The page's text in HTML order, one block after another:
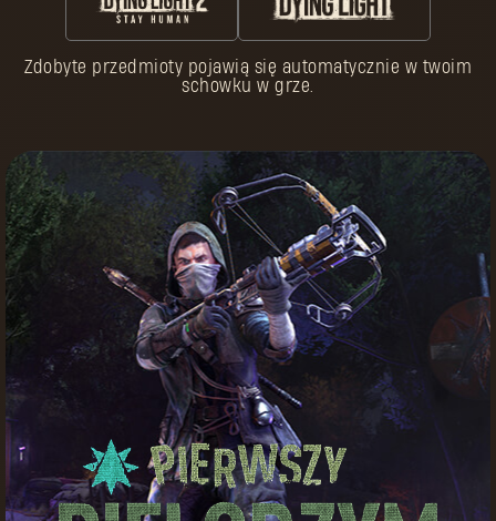
wszystko, co może przydać ci się w podróży. Dobrze
przemyśl swój wybór, bo nic na tym świecie nie jest za
darmo.
Podnoś swoją
rangę reputacji
Zbieraj żetony
Wydawaj żetony
pielgrzyma
Kupuj wyjątkowy
sprzęt
Dostosuj swoją
postać
w Dying Light
Ciesz się tym, co
O czym warto pamiętać:
Żetony pielgrzyma można wydawać na sprzęt
zarówno w Dying Light, jak i Dying Light 2: Stay
Human
Nowe przedmioty będą się pojawiać regularnie
Zdobyte przedmioty pojawią się automatycznie w twoim
schowku w grze.